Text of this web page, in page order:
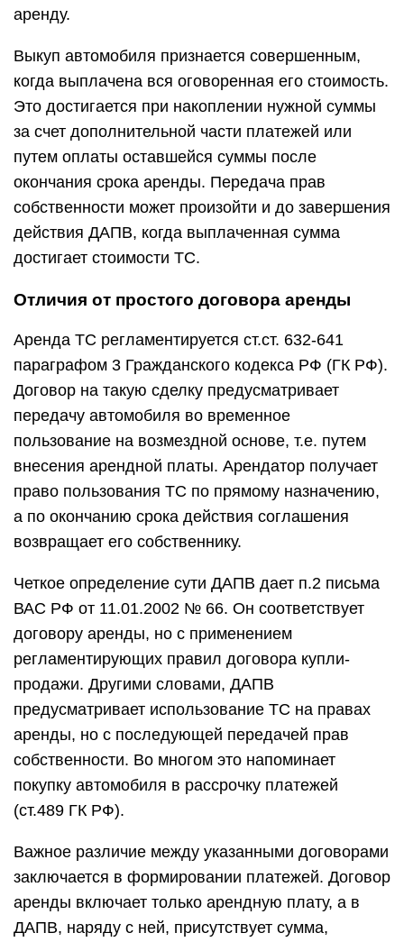
аренду.
Выкуп автомобиля признается совершенным,
когда выплачена вся оговоренная его стоимость.
Это достигается при накоплении нужной суммы
за счет дополнительной части платежей или
путем оплаты оставшейся суммы после
окончания срока аренды. Передача прав
собственности может произойти и до завершения
действия ДАПВ, когда выплаченная сумма
достигает стоимости ТС.
Отличия от простого договора аренды
Аренда ТС регламентируется ст.ст. 632-641
параграфом 3 Гражданского кодекса РФ (ГК РФ).
Договор на такую сделку предусматривает
передачу автомобиля во временное
пользование на возмездной основе, т.е. путем
внесения арендной платы. Арендатор получает
право пользования ТС по прямому назначению,
а по окончанию срока действия соглашения
возвращает его собственнику.
Четкое определение сути ДАПВ дает п.2 письма
ВАС РФ от 11.01.2002 № 66. Он соответствует
договору аренды, но с применением
регламентирующих правил договора купли-
продажи. Другими словами, ДАПВ
предусматривает использование ТС на правах
аренды, но с последующей передачей прав
собственности. Во многом это напоминает
покупку автомобиля в рассрочку платежей
(ст.489 ГК РФ).
Важное различие между указанными договорами
заключается в формировании платежей. Договор
аренды включает только арендную плату, а в
ДАПВ, наряду с ней, присутствует сумма,